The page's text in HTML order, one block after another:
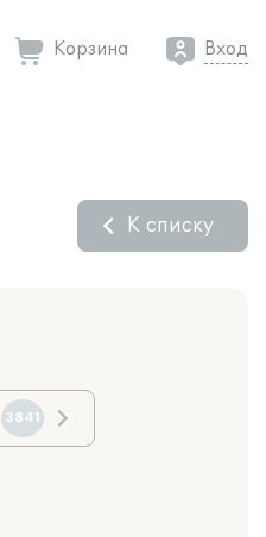
Корзина Вход
К списку
3841